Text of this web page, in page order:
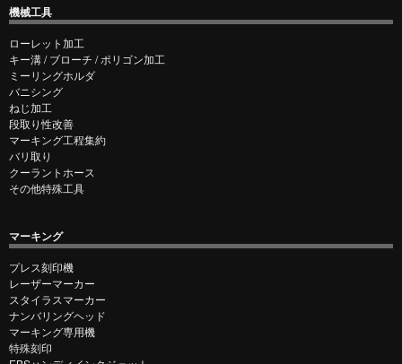
機械工具
ローレット加工
キー溝 / ブローチ / ポリゴン加工
ミーリングホルダ
バニシング
ねじ加工
段取り性改善
マーキング工程集約
バリ取り
クーラントホース
その他特殊工具
マーキング
プレス刻印機
レーザーマーカー
スタイラスマーカー
ナンバリングヘッド
マーキング専用機
特殊刻印